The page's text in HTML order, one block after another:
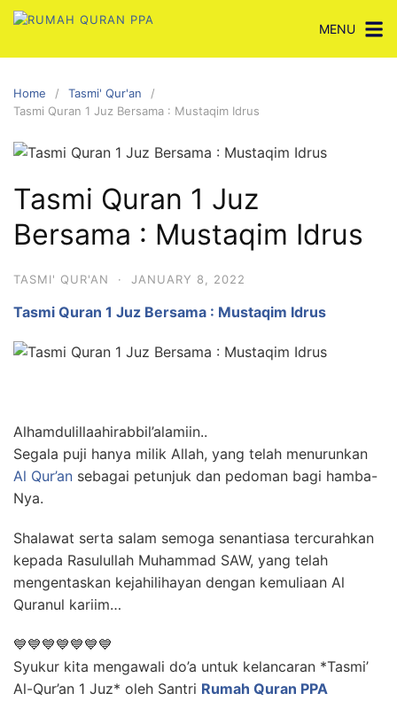
Skip
content
MENU
Home
Tasmi' Qur'an
Tasmi Quran 1 Juz Bersama : Mustaqim Idrus
Tasmi Quran 1 Juz
Bersama : Mustaqim Idrus
TASMI' QUR'AN · JANUARY 8, 2022
Tasmi Quran 1 Juz Bersama : Mustaqim Idrus
Alhamdulillaahirabbil’alamiin..
Segala puji hanya milik Allah, yang telah menurunkan
Al Qur’an sebagai petunjuk dan pedoman bagi hamba-
Nya.
Shalawat serta salam semoga senantiasa tercurahkan
kepada Rasulullah Muhammad SAW, yang telah
mengentaskan kejahilihayan dengan kemuliaan Al
Quranul kariim…
💙💙💙💙💙💙💙
Syukur kita mengawali do’a untuk kelancaran *Tasmi’
Al-Qur’an 1 Juz* oleh Santri Rumah Quran PPA